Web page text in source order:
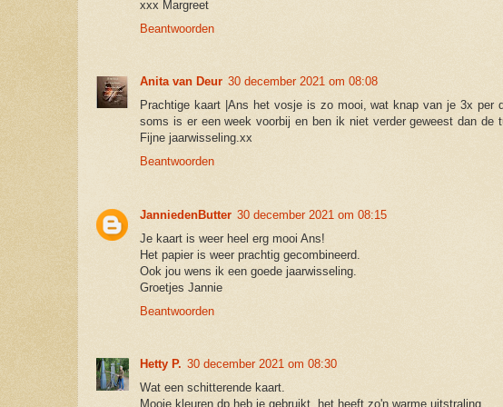
xxx Margreet
Beantwoorden
Anita van Deur 30 december 2021 om 08:08
Prachtige kaart |Ans het vosje is zo mooi, wat knap van je 3x per
soms is er een week voorbij en ben ik niet verder geweest dan de
Fijne jaarwisseling.xx
Beantwoorden
JanniedenButter 30 december 2021 om 08:15
Je kaart is weer heel erg mooi Ans!
Het papier is weer prachtig gecombineerd.
Ook jou wens ik een goede jaarwisseling.
Groetjes Jannie
Beantwoorden
Hetty P. 30 december 2021 om 08:30
Wat een schitterende kaart.
Mooie kleuren dp heb je gebruikt, het heeft zo'n warme uitstraling.